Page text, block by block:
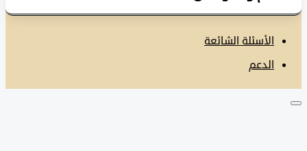
الأسئلة الشائعة
الدعم